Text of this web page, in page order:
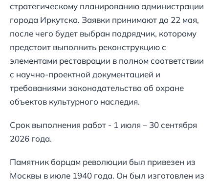
стратегическому планированию администрации
города Иркутска. Заявки принимают до 22 мая,
после чего будет выбран подрядчик, которому
предстоит выполнить реконструкцию с
элементами реставрации в полном соответствии
с научно-проектной документацией и
требованиями законодательства об охране
объектов культурного наследия.
Срок выполнения работ - 1 июля – 30 сентября
2026 года.
Памятник борцам революции был привезен из
Москвы в июле 1940 года. Он был изготовлен из